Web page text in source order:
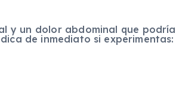
y un dolor abdominal que podría
de inmediato si experimentas: